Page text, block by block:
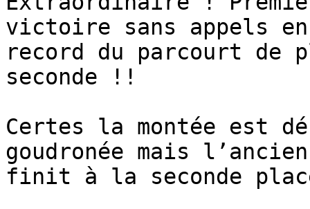
victoire sans appels
record du parcourt de
seconde !!
Certes la montée est
goudronée mais
finit à la seconde